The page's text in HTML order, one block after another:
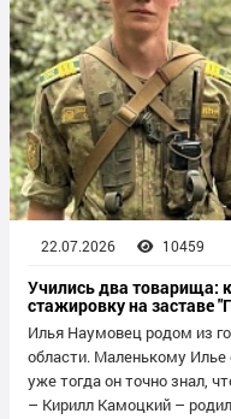
22.07.2026 10459
Учились два товарища:
стажировку на заставе
Илья Наумовец родом из
области. Маленькому Илье
уже тогда он точно знал,
– Кирилл Камоцкий –